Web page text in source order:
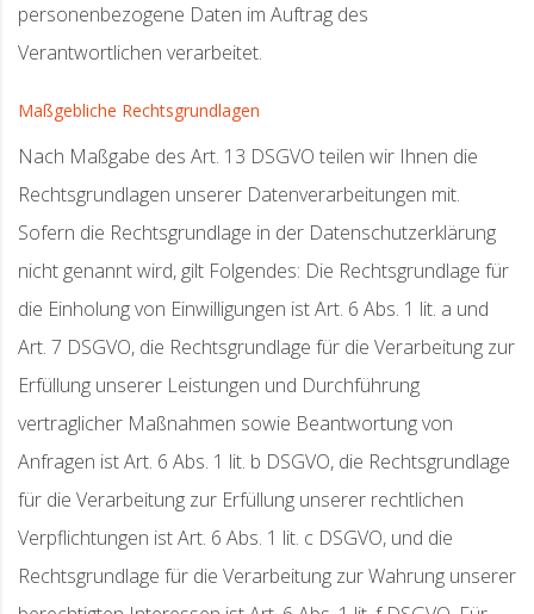
personenbezogene Daten im Auftrag des
Verantwortlichen verarbeitet.
Maßgebliche Rechtsgrundlagen
Nach Maßgabe des Art. 13 DSGVO teilen wir Ihnen die
Rechtsgrundlagen unserer Datenverarbeitungen mit.
Sofern die Rechtsgrundlage in der Datenschutzerklärung
nicht genannt wird, gilt Folgendes: Die Rechtsgrundlage für
die Einholung von Einwilligungen ist Art. 6 Abs. 1 lit. a und
Art. 7 DSGVO, die Rechtsgrundlage für die Verarbeitung zur
Erfüllung unserer Leistungen und Durchführung
vertraglicher Maßnahmen sowie Beantwortung von
Anfragen ist Art. 6 Abs. 1 lit. b DSGVO, die Rechtsgrundlage
für die Verarbeitung zur Erfüllung unserer rechtlichen
Verpflichtungen ist Art. 6 Abs. 1 lit. c DSGVO, und die
Rechtsgrundlage für die Verarbeitung zur Wahrung unserer